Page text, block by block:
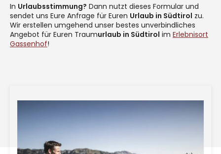
In Urlaubsstimmung? Dann nutzt dieses Formular und
sendet uns Eure Anfrage für Euren Urlaub in Südtirol zu.
Wir erstellen umgehend unser bestes unverbindliches
Angebot für Euren Traumurlaub in Südtirol im Erlebnisort
Gassenhof!